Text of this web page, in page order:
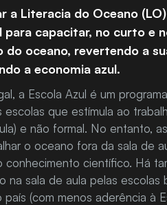
a Literacia do Oceano
para capacitar, no curto e
do oceano, revertendo a
a economia azul.
a Escola Azul é um
escolas que estímula ao
e não formal. No entanto,
o oceano fora da sala de
conhecimento científico. Há
na sala de aula pelas escolas
país (com menos aderência à